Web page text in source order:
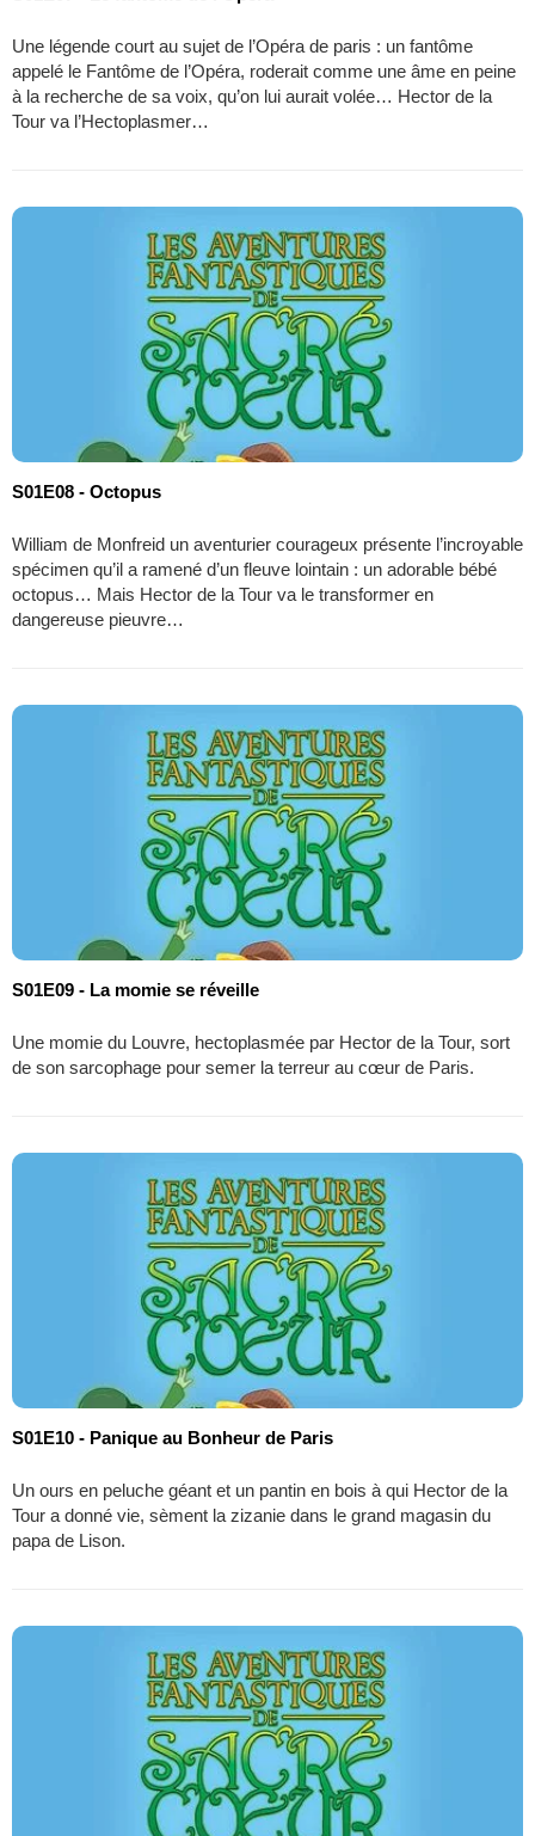
Une légende court au sujet de l’Opéra de paris : un fantôme
appelé le Fantôme de l’Opéra, roderait comme une âme en peine
à la recherche de sa voix, qu’on lui aurait volée… Hector de la
Tour va l’Hectoplasmer…
S01E08 - Octopus
William de Monfreid un aventurier courageux présente l’incroyable
spécimen qu’il a ramené d’un fleuve lointain : un adorable bébé
octopus… Mais Hector de la Tour va le transformer en
dangereuse pieuvre…
S01E09 - La momie se réveille
Une momie du Louvre, hectoplasmée par Hector de la Tour, sort
de son sarcophage pour semer la terreur au cœur de Paris.
S01E10 - Panique au Bonheur de Paris
Un ours en peluche géant et un pantin en bois à qui Hector de la
Tour a donné vie, sèment la zizanie dans le grand magasin du
papa de Lison.